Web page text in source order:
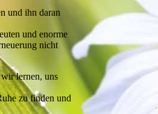
und ihn daran
und enorme
nicht
lernen, uns
zu finden und